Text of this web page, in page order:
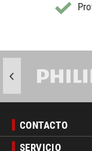
CONTACTO
SERVICIO